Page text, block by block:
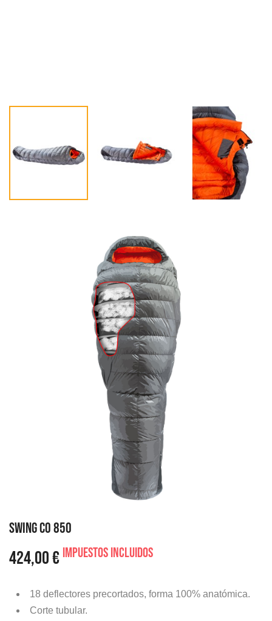
SWING CO 850
424,00 € Impuestos incluidos
18 deflectores precortados, forma 100% anatómica.
Corte tubular.